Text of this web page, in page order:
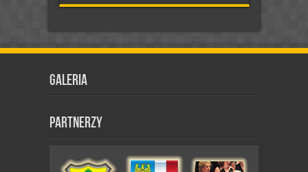
Galeria
Partnerzy